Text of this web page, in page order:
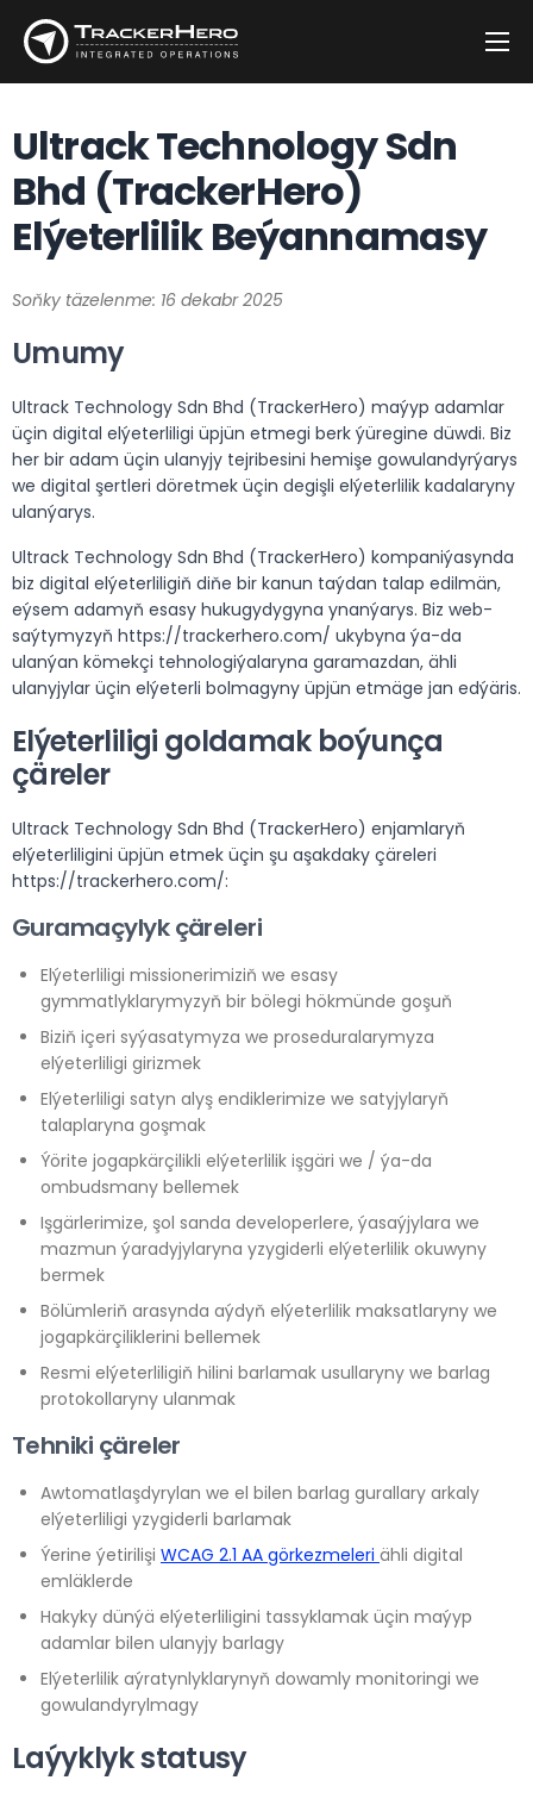
Kompaniýa
çözgütler
Müşderiler
Blog
Ultrack Technology Sdn
Bhd (TrackerHero)
Elýeterlilik Beýannamasy
Soňky täzelenme: 16 dekabr 2025
Umumy
Ultrack Technology Sdn Bhd (TrackerHero) maýyp adamlar
üçin digital elýeterliligi üpjün etmegi berk ýüregine düwdi. Biz
her bir adam üçin ulanyjy tejribesini hemişe gowulandyrýarys
we digital şertleri döretmek üçin degişli elýeterlilik kadalaryny
ulanýarys.
Ultrack Technology Sdn Bhd (TrackerHero) kompaniýasynda
biz digital elýeterliligiň diňe bir kanun taýdan talap edilmän,
eýsem adamyň esasy hukugydygyna ynanýarys. Biz web-
saýtymyzyň https://trackerhero.com/ ukybyna ýa-da
ulanýan kömekçi tehnologiýalaryna garamazdan, ähli
ulanyjylar üçin elýeterli bolmagyny üpjün etmäge jan edýäris.
Elýeterliligi goldamak boýunça
çäreler
Ultrack Technology Sdn Bhd (TrackerHero) enjamlaryň
elýeterliligini üpjün etmek üçin şu aşakdaky çäreleri
https://trackerhero.com/:
Guramaçylyk çäreleri
Elýeterliligi missionerimiziň we esasy
gymmatlyklarymyzyň bir bölegi hökmünde goşuň
Biziň içeri syýasatymyza we proseduralarymyza
elýeterliligi girizmek
Elýeterliligi satyn alyş endiklerimize we satyjylaryň
talaplaryna goşmak
Ýörite jogapkärçilikli elýeterlilik işgäri we / ýa-da
ombudsmany bellemek
Işgärlerimize, şol sanda developerlere, ýasaýjylara we
mazmun ýaradyjylaryna yzygiderli elýeterlilik okuwyny
bermek
Bölümleriň arasynda aýdyň elýeterlilik maksatlaryny we
jogapkärçiliklerini bellemek
Resmi elýeterliligiň hilini barlamak usullaryny we barlag
protokollaryny ulanmak
Tehniki çäreler
Awtomatlaşdyrylan we el bilen barlag gurallary arkaly
elýeterliligi yzygiderli barlamak
Ýerine ýetirilişi WCAG 2.1 AA görkezmeleri ähli digital
emläklerde
Hakyky dünýä elýeterliligini tassyklamak üçin maýyp
adamlar bilen ulanyjy barlagy
Elýeterlilik aýratynlyklarynyň dowamly monitoringi we
gowulandyrylmagy
Laýyklyk statusy